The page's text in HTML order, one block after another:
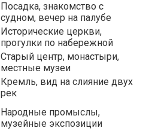
Посадка, знакомство с
судном, вечер на палубе
Исторические церкви,
прогулки по набережной
Старый центр, монастыри,
местные музеи
Кремль, вид на слияние двух
рек
Народные промыслы,
музейные экспозиции